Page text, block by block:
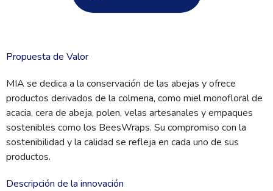
Propuesta de Valor
MIA se dedica a la conservación de las abejas y ofrece
productos derivados de la colmena, como miel monofloral de
acacia, cera de abeja, polen, velas artesanales y empaques
sostenibles como los BeesWraps. Su compromiso con la
sostenibilidad y la calidad se refleja en cada uno de sus
productos.
Descripción de la innovación